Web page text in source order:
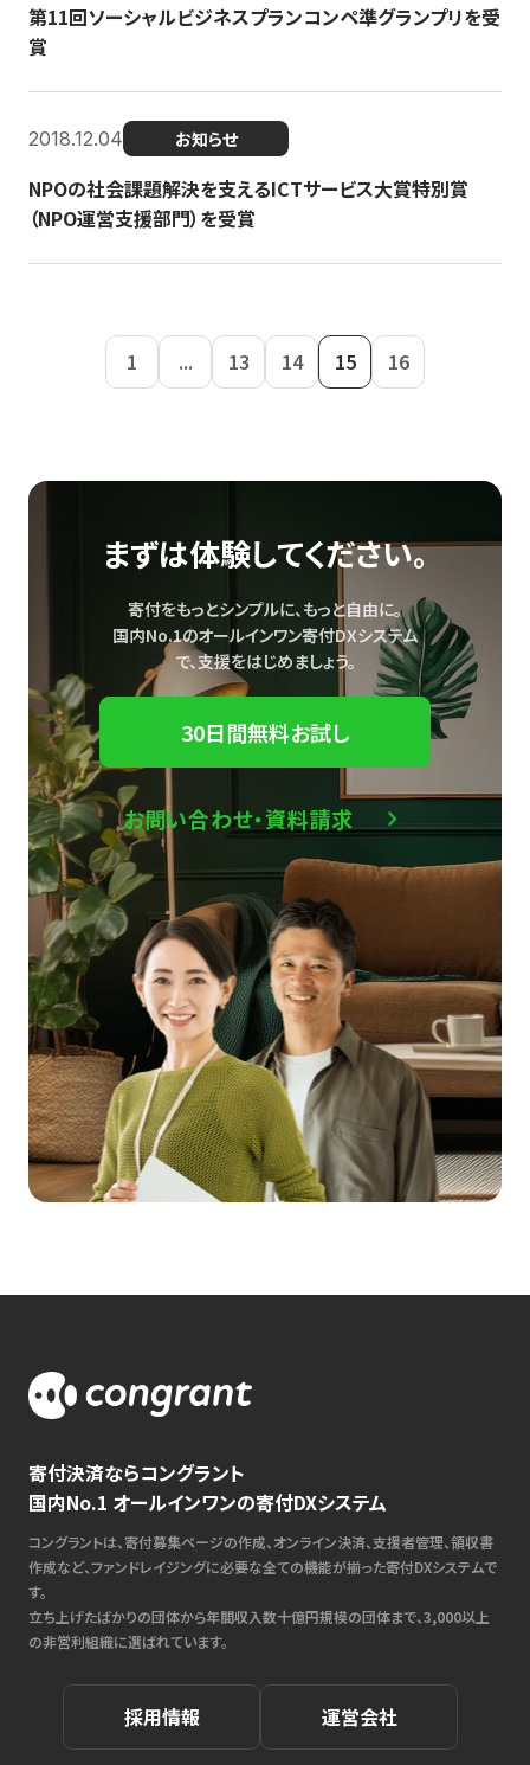
第11回ソーシャルビジネスプランコンペ準グランプリを受
賞
2018.12.04 お知らせ
NPOの社会課題解決を支えるICTサービス大賞特別賞
（NPO運営支援部門）を受賞
1 ... 13 14 15 16
まずは体験してください。
寄付をもっとシンプルに、もっと自由に。
国内No.1のオールインワン寄付DXシステム
で、支援をはじめましょう。
30日間無料お試し
お問い合わせ・資料請求
寄付決済ならコングラント
国内No.1 オールインワンの寄付DXシステム
コングラントは、寄付募集ページの作成、オンライン決済、支援者管理、領収書
作成など、ファンドレイジングに必要な全ての機能が揃った寄付DXシステムで
す。
立ち上げたばかりの団体から年間収入数十億円規模の団体まで、3,000以上
の非営利組織に選ばれています。
採用情報 運営会社